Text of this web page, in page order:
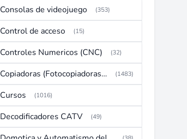
Consolas de videojuego (353)
Control de acceso (15)
Controles Numericos (CNC) (32)
Copiadoras (Fotocopiadoras, Multifunctions, Ploter, etc) (1483)
Cursos (1016)
Decodificadores CATV (49)